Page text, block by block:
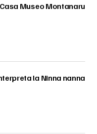
Museo Montanaru
la Ninna nanna